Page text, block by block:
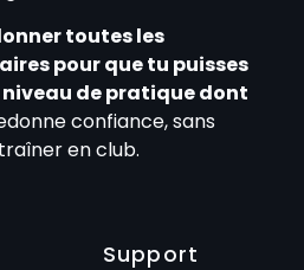
toutes les
pour que tu puisses
de pratique dont
confiance, sans
en club.
Support